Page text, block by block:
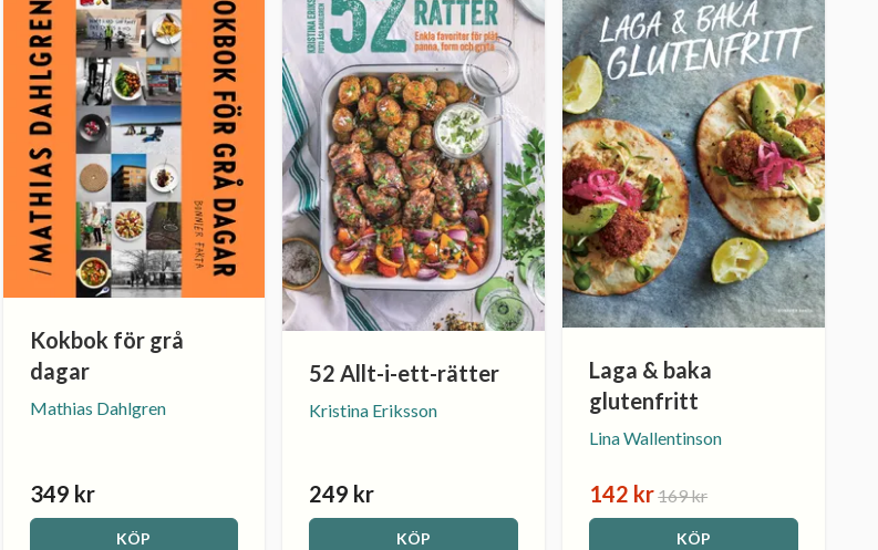
Kokbok för grå
dagar
Mathias Dahlgren
349 kr
KÖP
52 Allt-i-ett-rätter
Kristina Eriksson
249 kr
KÖP
Laga & baka
glutenfritt
Lina Wallentinson
142 kr169 kr
KÖP